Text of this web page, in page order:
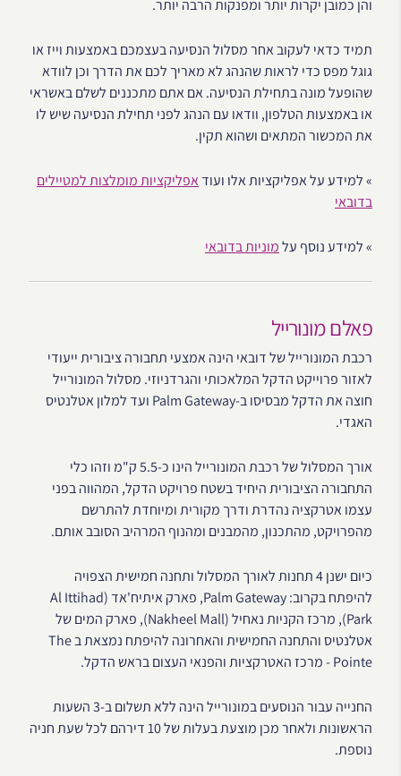
והן כמובן יקרות יותר ומפנקות הרבה יותר.
תמיד כדאי לעקוב אחר מסלול הנסיעה בעצמכם באמצעות וייז או
גוגל מפס כדי לראות שהנהג לא מאריך לכם את הדרך וכן לוודא
שהופעל מונה בתחילת הנסיעה. אם אתם מתכננים לשלם באשראי
או באמצעות הטלפון, וודאו עם הנהג לפני תחילת הנסיעה שיש לו
את המכשור המתאים ושהוא תקין.
» למידע על אפליקציות אלו ועודאפליקציות מומלצות למטיילים
בדובאי
» למידע נוסף עלמוניות בדובאי
פאלם מונורייל
רכבת המונורייל של דובאי הינה אמצעי תחבורה ציבורית ייעודי
לאזור פרוייקט הדקל המלאכותי והגרדניוזי. מסלול המונורייל
חוצה את הדקל מבסיסו ב-Palm Gateway ועד למלון אטלנטיס
האגדי.
אורך המסלול של רכבת המונורייל הינו כ-5.5 ק"מ וזהו כלי
התחבורה הציבורית היחיד בשטח פרויקט הדקל, המהווה בפני
עצמו אטרקציה נהדרת ודרך מקורית ומיוחדת להתרשם
מהפרויקט, מהתכנון, מהמבנים ומהנוף המרהיב הסובב אותם.
כיום ישנן 4 תחנות לאורך המסלול ותחנה חמישית הצפויה
להיפתח בקרוב: Palm Gateway, פארק איתיח'אד (Al Ittihad
Park), מרכז הקניות נאחיל (Nakheel Mall), פארק המים של
אטלנטיס והתחנה החמישית והאחרונה להיפתח נמצאת ב The
Pointe - מרכז האטרקציות והפנאי העצום בראש הדקל.
החנייה עבור הנוסעים במונורייל הינה ללא תשלום ב-3 השעות
הראשונות ולאחר מכן מוצעת בעלות של 10 דירהם לכל שעת חניה
נוספת.